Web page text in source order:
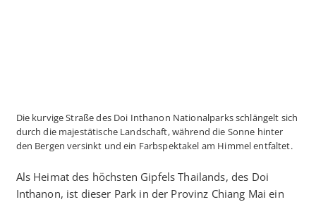
Die kurvige Straße des Doi Inthanon Nationalparks schlängelt sich
durch die majestätische Landschaft, während die Sonne hinter
den Bergen versinkt und ein Farbspektakel am Himmel entfaltet.
Als Heimat des höchsten Gipfels Thailands, des Doi
Inthanon, ist dieser Park in der Provinz Chiang Mai ein